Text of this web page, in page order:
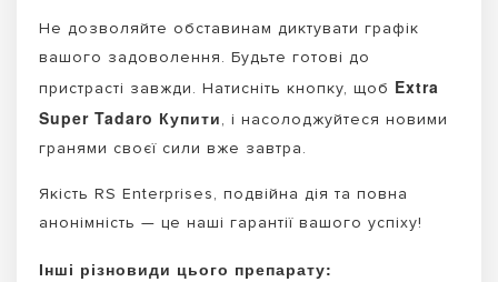
Не дозволяйте обставинам диктувати графік
вашого задоволення. Будьте готові до
пристрасті завжди. Натисніть кнопку, щоб Extra
Super Tadaro Купити, і насолоджуйтеся новими
гранями своєї сили вже завтра.
Якість RS Enterprises, подвійна дія та повна
анонімність — це наші гарантії вашого успіху!
Інші різновиди цього препарату: